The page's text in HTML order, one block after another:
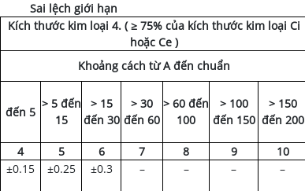
Sai lệch giới hạn
Kích thước kim loại 4. ( ≥ 75% của kích thước kim loại Ci
hoặc Ce )
Khoảng cách từ A đến chuẩn
đến 5
> 5 đến
15
> 15
đến 30
> 30
đến 60
> 60 đến
100
> 100
đến 150
> 150
đến 200
4 5 6 7 8 9
10
±0.15
±0.25
±0.3
–
–
–
–